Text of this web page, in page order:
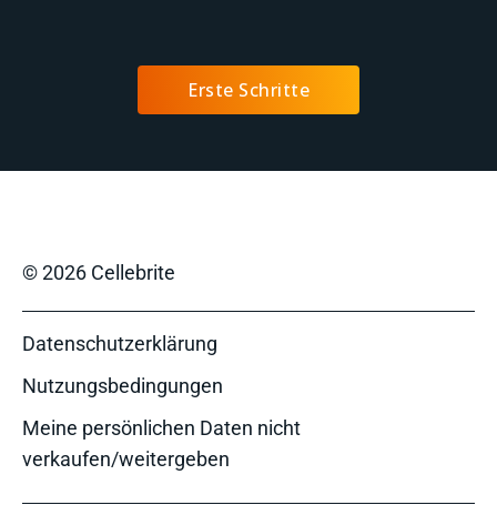
Erste Schritte
© 2026 Cellebrite
Datenschutzerklärung
Nutzungsbedingungen
Meine persönlichen Daten nicht
verkaufen/weitergeben